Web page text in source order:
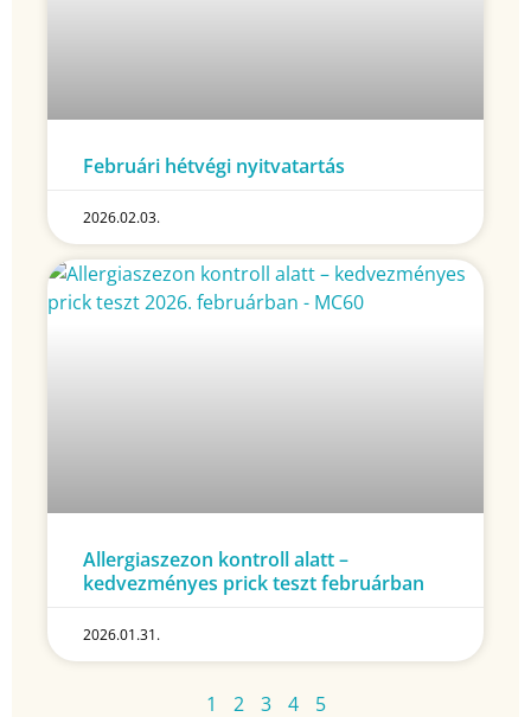
Februári hétvégi nyitvatartás
2026.02.03.
Allergiaszezon kontroll alatt –
kedvezményes prick teszt februárban
2026.01.31.
1 2 3 4 5